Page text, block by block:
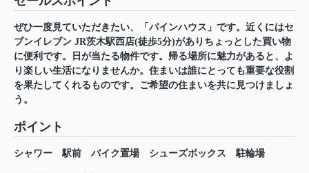
ぜひ一度見ていただきたい、「パインハウス」です。近くにはセ
ブンイレブン JR茨木駅西店(徒歩5分)がありちょっとした買い物
に便利です。日が当たる物件です。帰る場所に魅力があると、よ
り楽しい生活になりませんか。住まいは誰にとっても重要な役割
を果たしてくれるものです。ご希望の住まいを共に見つけましょ
う。
ポイント
シャワー 駅前 バイク置場 シューズボックス 駐輪場